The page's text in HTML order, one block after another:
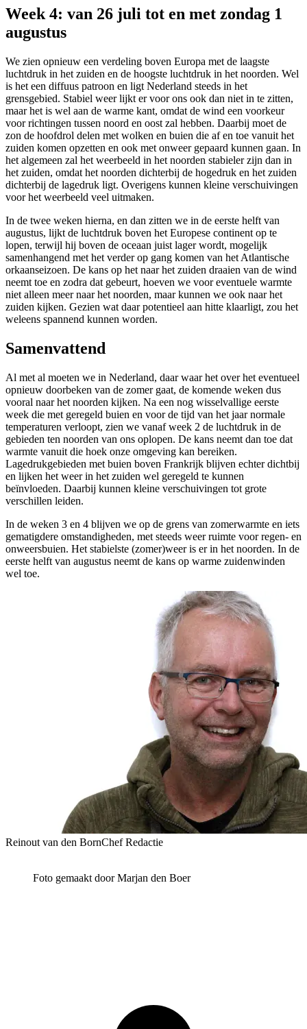
Week 4: van 26 juli tot en met zondag 1
augustus
We zien opnieuw een verdeling boven Europa met de laagste
luchtdruk in het zuiden en de hoogste luchtdruk in het noorden. Wel
is het een diffuus patroon en ligt Nederland steeds in het
grensgebied. Stabiel weer lijkt er voor ons ook dan niet in te zitten,
maar het is wel aan de warme kant, omdat de wind een voorkeur
voor richtingen tussen noord en oost zal hebben. Daarbij moet de
zon de hoofdrol delen met wolken en buien die af en toe vanuit het
zuiden komen opzetten en ook met onweer gepaard kunnen gaan. In
het algemeen zal het weerbeeld in het noorden stabieler zijn dan in
het zuiden, omdat het noorden dichterbij de hogedruk en het zuiden
dichterbij de lagedruk ligt. Overigens kunnen kleine verschuivingen
voor het weerbeeld veel uitmaken.
In de twee weken hierna, en dan zitten we in de eerste helft van
augustus, lijkt de luchtdruk boven het Europese continent op te
lopen, terwijl hij boven de oceaan juist lager wordt, mogelijk
samenhangend met het verder op gang komen van het Atlantische
orkaanseizoen. De kans op het naar het zuiden draaien van de wind
neemt toe en zodra dat gebeurt, hoeven we voor eventuele warmte
niet alleen meer naar het noorden, maar kunnen we ook naar het
zuiden kijken. Gezien wat daar potentieel aan hitte klaarligt, zou het
weleens spannend kunnen worden.
Samenvattend
Al met al moeten we in Nederland, daar waar het over het eventueel
opnieuw doorbeken van de zomer gaat, de komende weken dus
vooral naar het noorden kijken. Na een nog wisselvallige eerste
week die met geregeld buien en voor de tijd van het jaar normale
temperaturen verloopt, zien we vanaf week 2 de luchtdruk in de
gebieden ten noorden van ons oplopen. De kans neemt dan toe dat
warmte vanuit die hoek onze omgeving kan bereiken.
Lagedrukgebieden met buien boven Frankrijk blijven echter dichtbij
en lijken het weer in het zuiden wel geregeld te kunnen
beïnvloeden. Daarbij kunnen kleine verschuivingen tot grote
verschillen leiden.
In de weken 3 en 4 blijven we op de grens van zomerwarmte en iets
gematigdere omstandigheden, met steeds weer ruimte voor regen- en
onweersbuien. Het stabielste (zomer)weer is er in het noorden. In de
eerste helft van augustus neemt de kans op warme zuidenwinden
wel toe.
Reinout van den BornChef Redactie